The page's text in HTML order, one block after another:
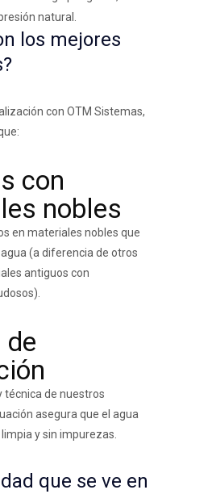
natural.
los mejores
con OTM Sistemas,
con
nobles
en materiales nobles que
(a diferencia de otros
antiguos con
de
técnica de nuestros
asegura que el agua
y sin impurezas.
que se ve en